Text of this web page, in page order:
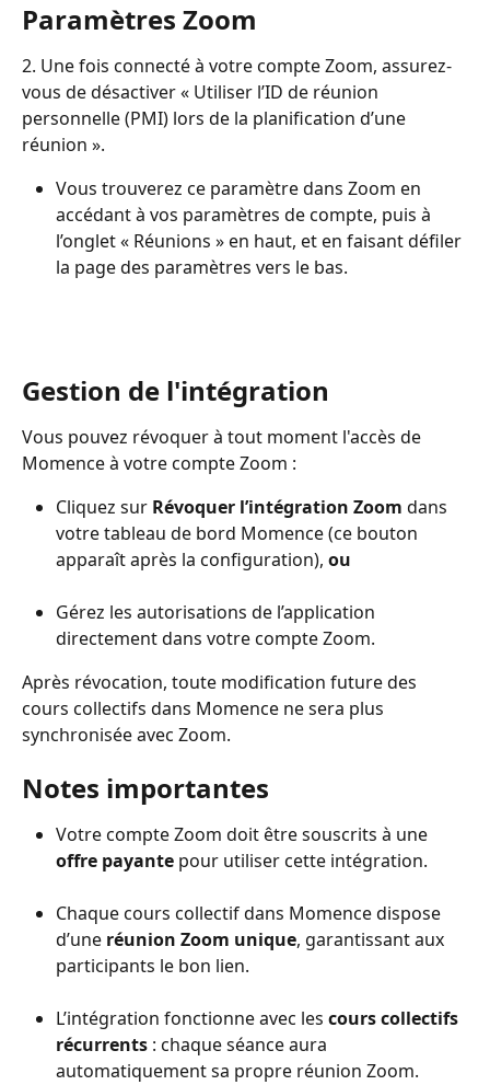
Paramètres Zoom
2. Une fois connecté à votre compte Zoom, assurez-
vous de désactiver « Utiliser l’ID de réunion
personnelle (PMI) lors de la planification d’une
réunion ».
Vous trouverez ce paramètre dans Zoom en
accédant à vos paramètres de compte, puis à
l’onglet « Réunions » en haut, et en faisant défiler
la page des paramètres vers le bas.
Gestion de l'intégration
Vous pouvez révoquer à tout moment l'accès de
Momence à votre compte Zoom :
Cliquez sur Révoquer l’intégration Zoom dans
votre tableau de bord Momence (ce bouton
apparaît après la configuration), ou
Gérez les autorisations de l’application
directement dans votre compte Zoom.
Après révocation, toute modification future des
cours collectifs dans Momence ne sera plus
synchronisée avec Zoom.
Notes importantes
Votre compte Zoom doit être souscrits à une
offre payante pour utiliser cette intégration.
Chaque cours collectif dans Momence dispose
d’une réunion Zoom unique, garantissant aux
participants le bon lien.
L’intégration fonctionne avec les cours collectifs
récurrents : chaque séance aura
automatiquement sa propre réunion Zoom.